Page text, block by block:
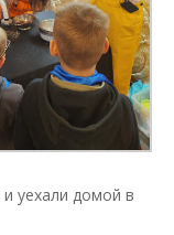
уехали домой в